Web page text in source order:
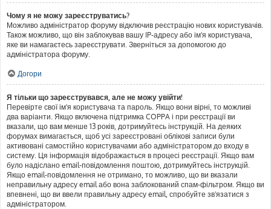
Чому я не можу зареєструватись?
Можливо адміністратор форуму відключив реєстрацію нових користувачів.
Також можливо, що він заблокував вашу IP-адресу або ім'я користувача,
яке ви намагаєтесь зареєструвати. Зверніться за допомогою до
адміністратора форуму.
Догори
Я тільки що зареєструвався, але не можу увійти!
Перевірте свої ім'я користувача та пароль. Якщо вони вірні, то можливі
два варіанти. Якщо включена підтримка COPPA і при реєстрації ви
вказали, що вам менше 13 років, дотримуйтесь інструкцій. На деяких
форумах вимагається, щоб усі зареєстровані облікові записи були
активовані самостійно користувачами або адміністратором до входу в
систему. Ця інформація відображається в процесі реєстрації. Якщо вам
було надіслано email-повідомлення поштою, дотримуйтесь інструкцій.
Якщо email-повідомлення не отримано, то можливо, що ви вказали
неправильну адресу email або вона заблокований спам-фільтром. Якщо ви
впевнені, що ви ввели правильну адресу email, спробуйте зв'язатися з
адміністратором.